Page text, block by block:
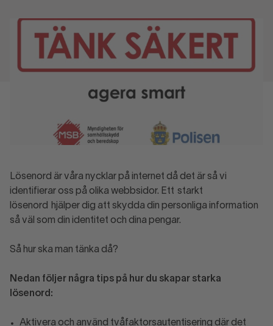
Lösenord är våra nycklar på internet då det är så vi
identifierar oss på olika webbsidor. Ett starkt
lösenord hjälper dig att skydda din personliga information
så väl som din identitet och dina pengar.
Så hur ska man tänka då?
Nedan följer några tips på hur du skapar starka
lösenord:
Aktivera och använd tvåfaktorsautentisering där det